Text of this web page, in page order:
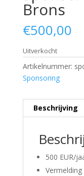
Brons
€500,00
Uitverkocht
Artikelnummer:
Sponsoring
Beschrijving
500 EUR/